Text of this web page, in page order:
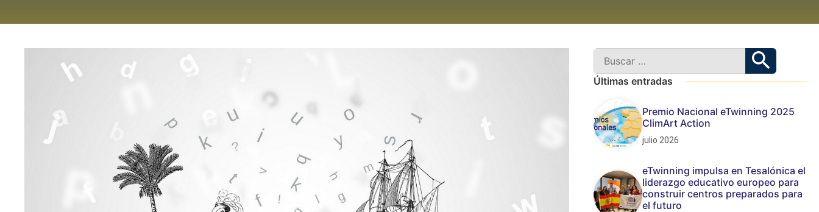
Últimas entradas
Premio Nacional eTwinning 2025
ClimArt Action
julio 2026
eTwinning impulsa en Tesalónica el
liderazgo educativo europeo para
construir centros preparados para
el futuro